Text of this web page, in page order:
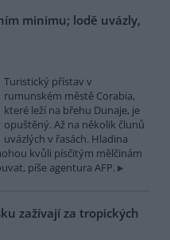
minimu; lodě uvázly,
Turistický přístav v
rumunském městě Corabia,
které leží na břehu Dunaje, je
opuštěný. Až na několik člunů
uvázlých v řasách. Hladina
kvůli písčitým mělčinám
píše agentura AFP.
zažívají za tropických